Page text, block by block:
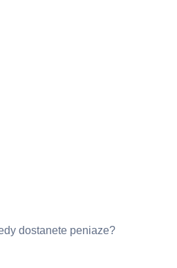
dostanete peniaze?